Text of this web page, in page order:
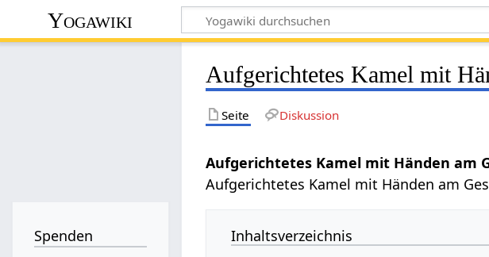
Yogawiki
Aufgerichtetes Kamel mit
Seite Diskussion
Aufgerichtetes Kamel mit Händen am
Aufgerichtetes Kamel mit Händen am
Inhaltsverzeichnis
Spenden